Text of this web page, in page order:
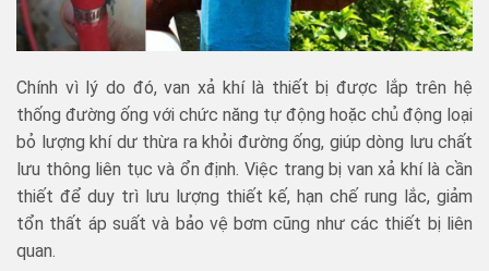
Chính vì lý do đó, van xả khí là thiết bị được lắp trên hệ
thống đường ống với chức năng tự động hoặc chủ động loại
bỏ lượng khí dư thừa ra khỏi đường ống, giúp dòng lưu chất
lưu thông liên tục và ổn định. Việc trang bị van xả khí là cần
thiết để duy trì lưu lượng thiết kế, hạn chế rung lắc, giảm
tổn thất áp suất và bảo vệ bơm cũng như các thiết bị liên
quan.